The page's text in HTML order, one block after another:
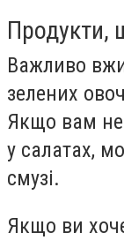
Продукти,
Важливо
зелених
Якщо вам не
у салатах,
смузі.
Якщо ви